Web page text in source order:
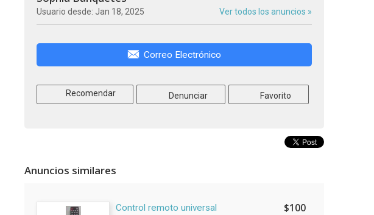
Usuario desde: Jan 18, 2025 Ver todos los anuncios »
Correo Electrónico
Recomendar Denunciar Favorito
Anuncios similares
Control remoto universal $100